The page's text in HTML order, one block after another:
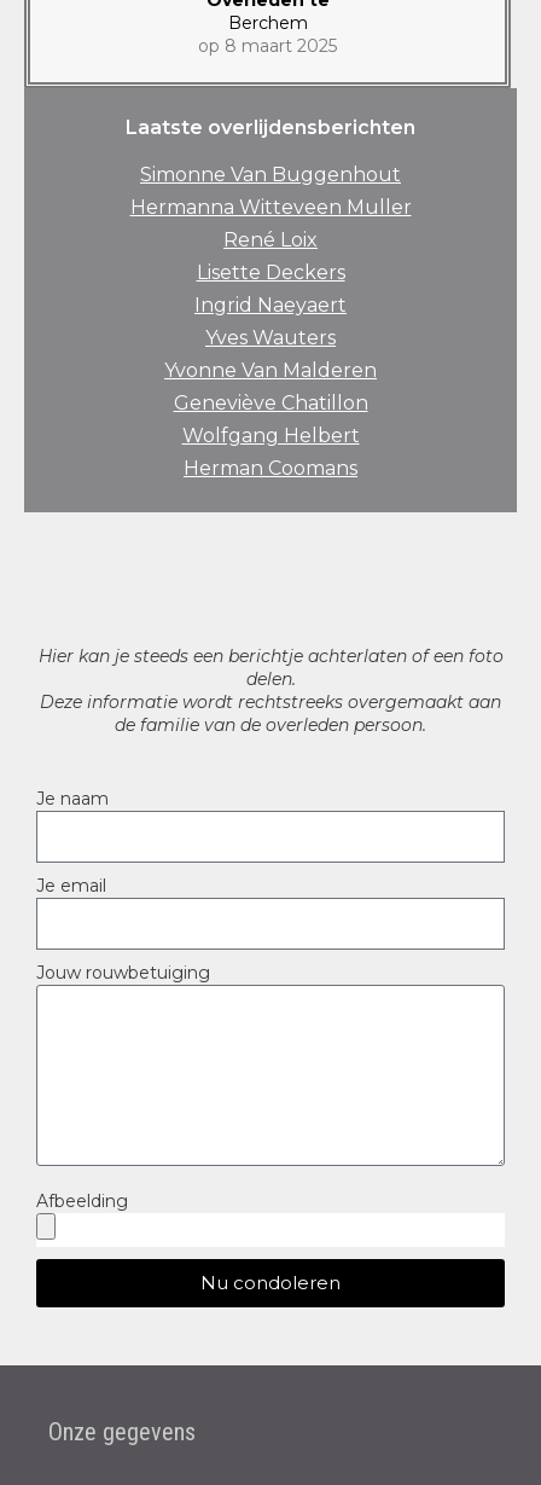
Berchem
op 8 maart 2025
Laatste overlijdensberichten
Simonne Van Buggenhout
Hermanna Witteveen Muller
René Loix
Lisette Deckers
Ingrid Naeyaert
Yves Wauters
Yvonne Van Malderen
Geneviève Chatillon
Wolfgang Helbert
Herman Coomans
Hier kan je steeds een berichtje achterlaten of een foto
delen.
Deze informatie wordt rechtstreeks overgemaakt aan
de familie van de overleden persoon.
Je naam
Je email
Jouw rouwbetuiging
Afbeelding
Nu condoleren
Onze gegevens